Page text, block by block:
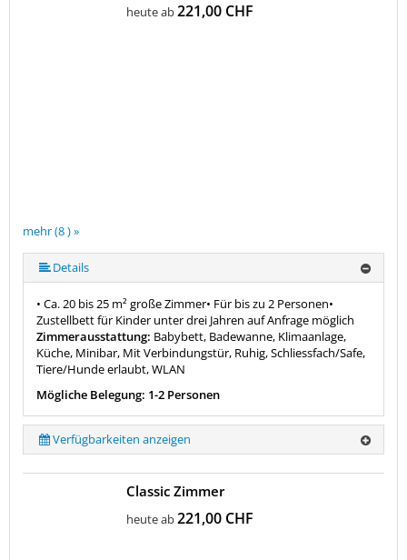
mehr (8 ) »
mehr (8 ) »
mehr (8 ) »
mehr (8 ) »
mehr (8 ) »
heute ab221,00 CHF
Details
• Ca. 20 bis 25 m² große Zimmer• Für bis zu 2 Personen•
Zustellbett für Kinder unter drei Jahren auf Anfrage möglich
Zimmerausstattung: Babybett, Badewanne, Klimaanlage,
Küche, Minibar, Mit Verbindungstür, Ruhig, Schliessfach/Safe,
Tiere/Hunde erlaubt, WLAN
Mögliche Belegung: 1-2 Personen
Verfügbarkeiten anzeigen
Classic Zimmer
heute ab221,00 CHF